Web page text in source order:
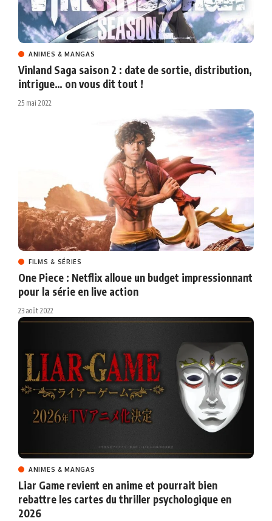
ANIMES & MANGAS
Vinland Saga saison 2 : date de sortie, distribution,
intrigue… on vous dit tout !
25 mai 2022
FILMS & SÉRIES
One Piece : Netflix alloue un budget impressionnant
pour la série en live action
23 août 2022
ANIMES & MANGAS
Liar Game revient en anime et pourrait bien
rebattre les cartes du thriller psychologique en
2026